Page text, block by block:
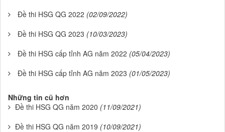
Đề thi HSG QG 2022 (02/09/2022)
Đề thi HSG QG 2023 (10/03/2023)
Đề thi HSG cấp tỉnh AG năm 2022 (05/04/2023)
Đề thi HSG cấp tỉnh AG năm 2023 (01/05/2023)
Những tin cũ hơn
Đề thi HSG QG năm 2020 (11/09/2021)
Đề thi HSG QG năm 2019 (10/09/2021)